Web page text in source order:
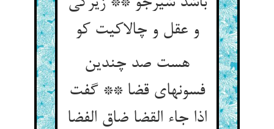
و عقل و چالاکیت کو
هست صد چندین
فسونهای قضا ** گفت
اذا جاء القضا ضاق الفضا